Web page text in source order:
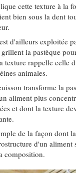
cette texture à la
bien sous la dent
d'ailleurs exploitée
la pastèque
texture rappelle celle
animales.
transforme la
aliment plus
et dont la texture
de la façon dont
d'un aliment
composition.